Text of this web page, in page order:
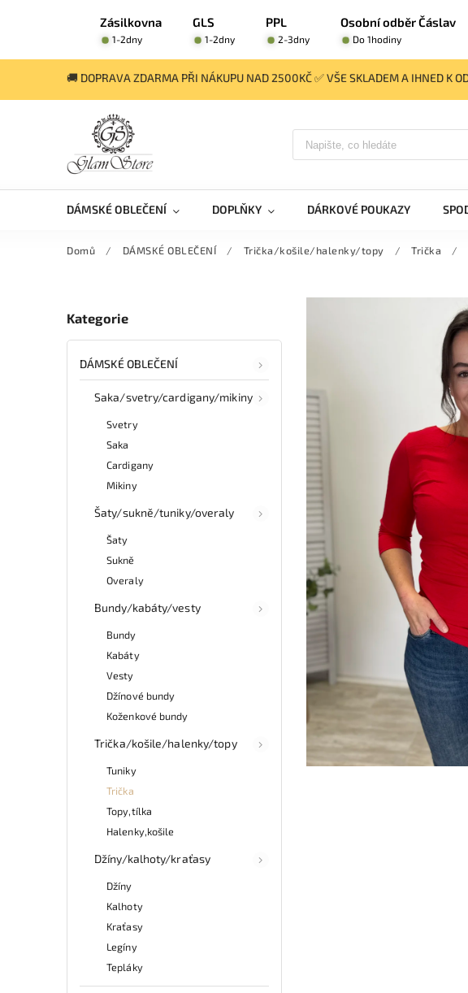
Zásilkovna GLS PPL Osobní odběr Čáslav
1-2dny 1-2dny 2-3dny Do 1hodiny
🚚 DOPRAVA ZDARMA PŘI NÁKUPU NAD 2500KČ ✅ VŠE SKLADEM A IHNED K
DÁMSKÉ OBLEČENÍ DOPLŇKY DÁRKOVÉ POUKAZY
Domů / DÁMSKÉ OBLEČENÍ / Trička/košile/halenky/topy / Trička /
Kategorie
DÁMSKÉ OBLEČENÍ
Saka/svetry/cardigany/mikiny
Svetry
Saka
Cardigany
Mikiny
Šaty/sukně/tuniky/overaly
Šaty
Sukně
Overaly
Bundy/kabáty/vesty
Bundy
Kabáty
Vesty
Džínové bundy
Koženkové bundy
Trička/košile/halenky/topy
Tuniky
Trička
Topy,tílka
Halenky,košile
Džíny/kalhoty/kraťasy
Džíny
Kalhoty
Kraťasy
Legíny
Tepláky